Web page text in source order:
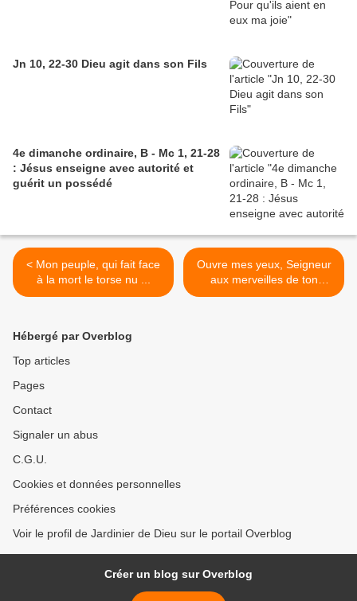
Jn 10, 22-30 Dieu agit dans son Fils
4e dimanche ordinaire, B - Mc 1, 21-28
: Jésus enseigne avec autorité et
guérit un possédé
< Mon peuple, qui fait face
à la mort le torse nu ...
Ouvre mes yeux, Seigneur
aux merveilles de ton
amour >
Hébergé par Overblog
Top articles
Pages
Contact
Signaler un abus
C.G.U.
Cookies et données personnelles
Préférences cookies
Voir le profil de Jardinier de Dieu sur le portail Overblog
Créer un blog sur Overblog